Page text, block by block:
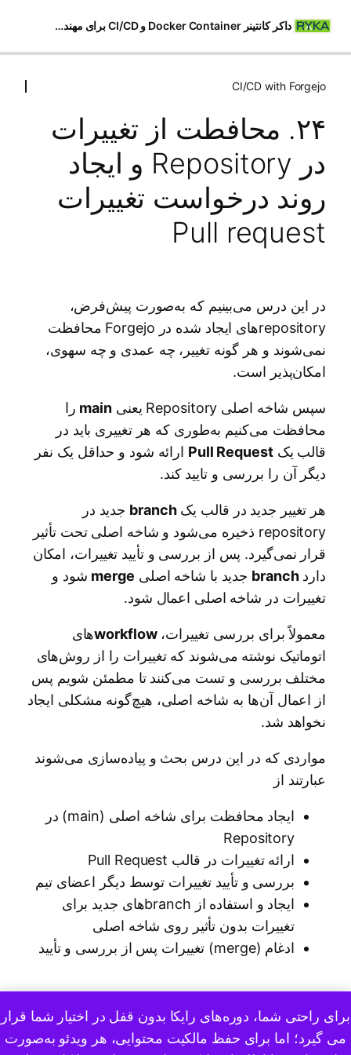
برای راحتی شما، دوره‌های رایکا بدون قفل در اختیار شما قرار
می گیرد؛ اما برای حفظ مالکیت محتوایی، هر ویدئو به‌صورت
داکر کانتینر Docker Container و CI/CD برای مهندسین شبکه
داکر کانتینر Docker Container
CI/CD with Forgejo
۱۱. ساخت و مدیریت محیط‌های چند Container با Docker
Compose
۱۲. معماری و نصب Forgejo – بخش اول
۱۵. آشنایی عملی با Runner Labels در Forgejo
GitHub
۱۷. آشنایی با Workflow در Forgejo (پایه‌ی CI/CD برای
مهندسی شبکه)
۱۸. انواع Trigger در Workflowهای Forgejo
​۲۰. مفهوم و پیاده سازی Artifacts در CI/CD​ و مقایسه آن با
commit​
Forgejo
Workflow​
​۲۳. اجرای Forgejo Workflow با Docker Image سفارشی​
​۲۴. محافطت از تغییرات در Repository و ایجاد روند درخواست
تغییرات Pull request
Hosted Runner
CI/CD with Forgejo
​۲۴. محافطت از تغییرات
در Repository و ایجاد
روند درخواست تغییرات
Pull request
در این درس می‌بینیم که به‌صورت پیش‌فرض،
repositoryهای ایجاد شده در Forgejo محافظت
نمی‌شوند و هر گونه تغییر، چه عمدی و چه سهوی،
امکان‌پذیر است.
سپس شاخه اصلی Repository یعنی main را
محافظت می‌کنیم به‌طوری که هر تغییری باید در
قالب یکPull Request ارائه شود و حداقل یک نفر
دیگر آن را بررسی و تایید کند.
هر تغییر جدید در قالب یکbranch جدید در
repository ذخیره می‌شود و شاخه اصلی تحت تأثیر
قرار نمی‌گیرد. پس از بررسی و تأیید تغییرات، امکان
داردbranch جدید با شاخه اصلی merge شود و
تغییرات در شاخه اصلی اعمال شود.
معمولاً برای بررسی تغییرات،workflowهای
اتوماتیک نوشته می‌شوند که تغییرات را از روش‌های
مختلف بررسی و تست می‌کنند تا مطمئن شویم پس
از اعمال آن‌ها به شاخه اصلی، هیچ‌گونه مشکلی ایجاد
نخواهد شد.
مواردی که در این درس بحث و پیاده‌سازی می‌شوند
عبارتند از
ایجاد محافظت برای شاخه اصلی (main) در
Repository
ارائه تغییرات در قالب Pull Request
بررسی و تأیید تغییرات توسط دیگر اعضای تیم
ایجاد و استفاده از branchهای جدید برای
تغییرات بدون تأثیر روی شاخه اصلی
ادغام (merge) تغییرات پس از بررسی و تأیید
قبلی بعدی درس را کامل کنید